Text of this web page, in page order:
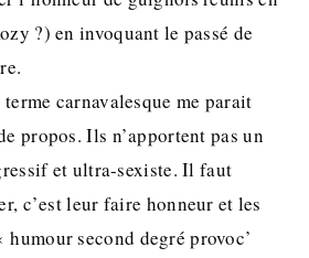
?) en invoquant le passé de
carnavalesque me parait
propos. Ils n’apportent pas un
et ultra-sexiste. Il faut
c’est leur faire honneur et les
second degré provoc’